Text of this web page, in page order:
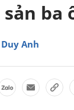
sản ba
Duy Anh